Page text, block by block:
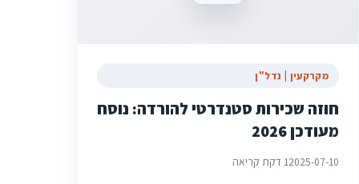
מקרקעין | נדל"ן
חוזה שכירות סטנדרטי להורדה: נוסח
מעודכן 2026
2025-07-101 דקת קריאה